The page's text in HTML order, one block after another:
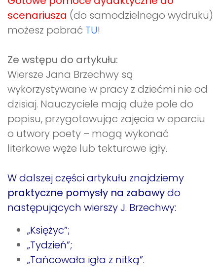
scenariusza (do samodzielnego wydruku)
możesz pobrać TU!
Ze wstępu do artykułu:
Wiersze Jana Brzechwy są
wykorzystywane w pracy z dziećmi nie od
dzisiaj. Nauczyciele mają duże pole do
popisu, przygotowując zajęcia w oparciu
o utwory poety – mogą wykonać
literkowe węże lub tekturowe igły.
W dalszej części artykułu znajdziemy
praktyczne pomysły na zabawydo
następujących wierszy J. Brzechwy:
„Księżyc”;
„Tydzień”;
„Tańcowała igła z nitką”.